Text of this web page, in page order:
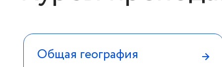
Общая география →